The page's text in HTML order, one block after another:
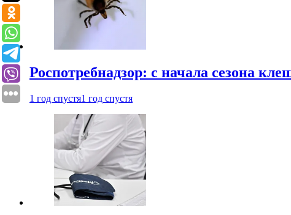
Роспотребнадзор: с начала сезона
1 год спустя1 год спустя